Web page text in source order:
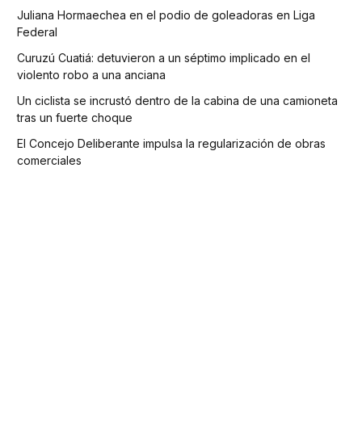
Juliana Hormaechea en el podio de goleadoras en Liga
Federal
Curuzú Cuatiá: detuvieron a un séptimo implicado en el
violento robo a una anciana
Un ciclista se incrustó dentro de la cabina de una camioneta
tras un fuerte choque
El Concejo Deliberante impulsa la regularización de obras
comerciales